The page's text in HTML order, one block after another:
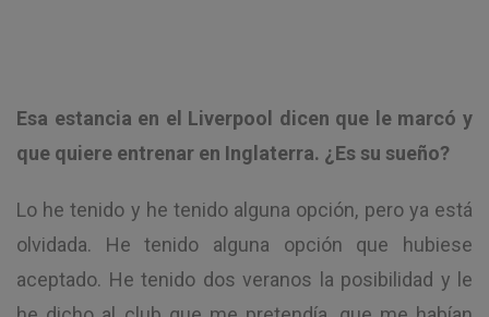
Esa estancia en el Liverpool dicen que le marcó y
que quiere entrenar en Inglaterra. ¿Es su sueño?
Lo he tenido y he tenido alguna opción, pero ya está
olvidada. He tenido alguna opción que hubiese
aceptado. He tenido dos veranos la posibilidad y le